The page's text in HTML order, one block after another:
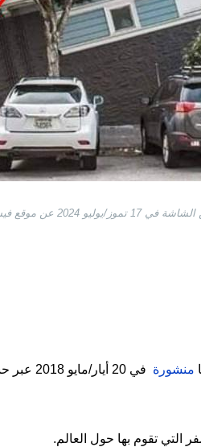
2024 عن موقع فيسبوك
منشورة في 20 أيار/مايو 2018 عبر حساب على إنستغرام يحمل اسم
التي تقوم بها حول العالم.